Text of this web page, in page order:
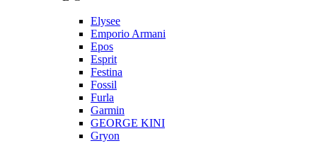
Elysee
Emporio Armani
Epos
Esprit
Festina
Fossil
Furla
Garmin
GEORGE KINI
Gryon